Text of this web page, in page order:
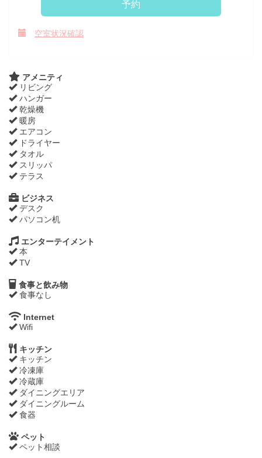
空室状況確認
アメニティ
リビング
ハンガー
乾燥機
暖房
エアコン
ドライヤー
タオル
スリッパ
テラス
ビジネス
デスク
パソコン机
エンターテイメント
本
TV
食事と飲み物
食事なし
Internet
Wifi
キッチン
キッチン
冷凍庫
冷蔵庫
ダイニングエリア
ダイニングルーム
食器
ペット
ペット相談